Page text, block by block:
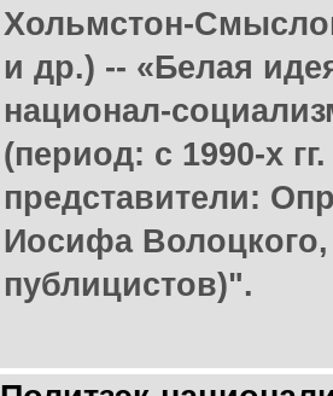
Хольмстон-
и др.) -- «Белая
национал-
(период: с 1990-х
представители:
Иосифа
публицистов)".